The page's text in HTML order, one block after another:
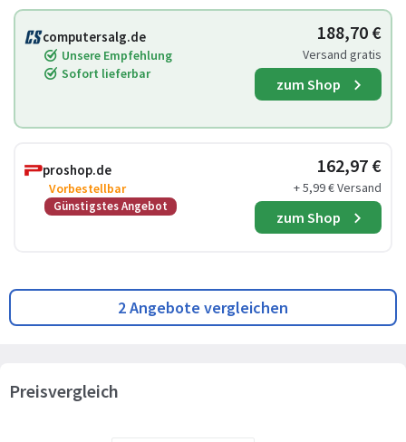
computersalg.de
Unsere Empfehlung
Sofort lieferbar
188,70 €
Versand gratis
zum Shop
proshop.de
Vorbestellbar
Günstigstes Angebot
162,97 €
+ 5,99 € Versand
zum Shop
2 Angebote vergleichen
Preisvergleich